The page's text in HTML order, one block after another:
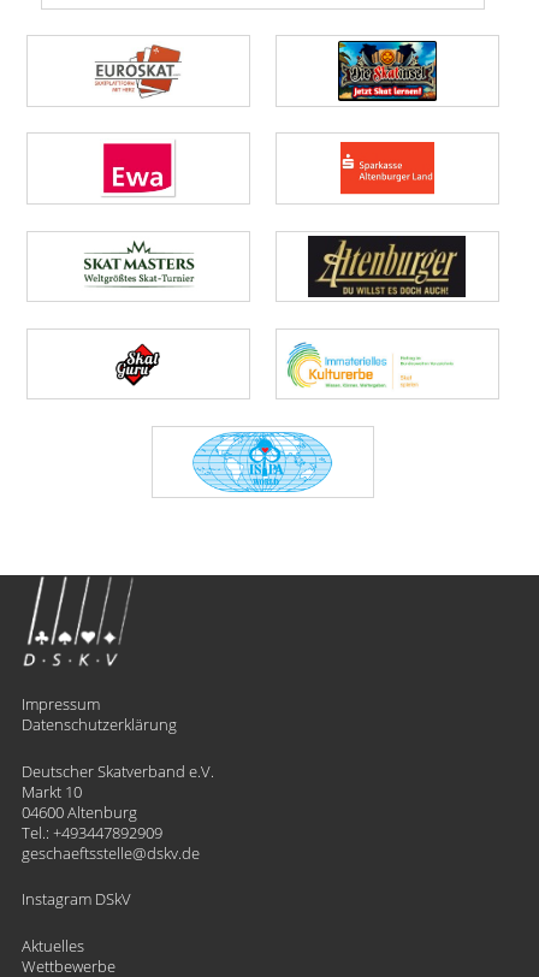
Impressum
Datenschutzerklärung
Deutscher Skatverband e.V.
Markt 10
04600 Altenburg
Tel.: +493447892909
geschaeftsstelle
​dskv.de
Instagram DSkV
Aktuelles
Wettbewerbe